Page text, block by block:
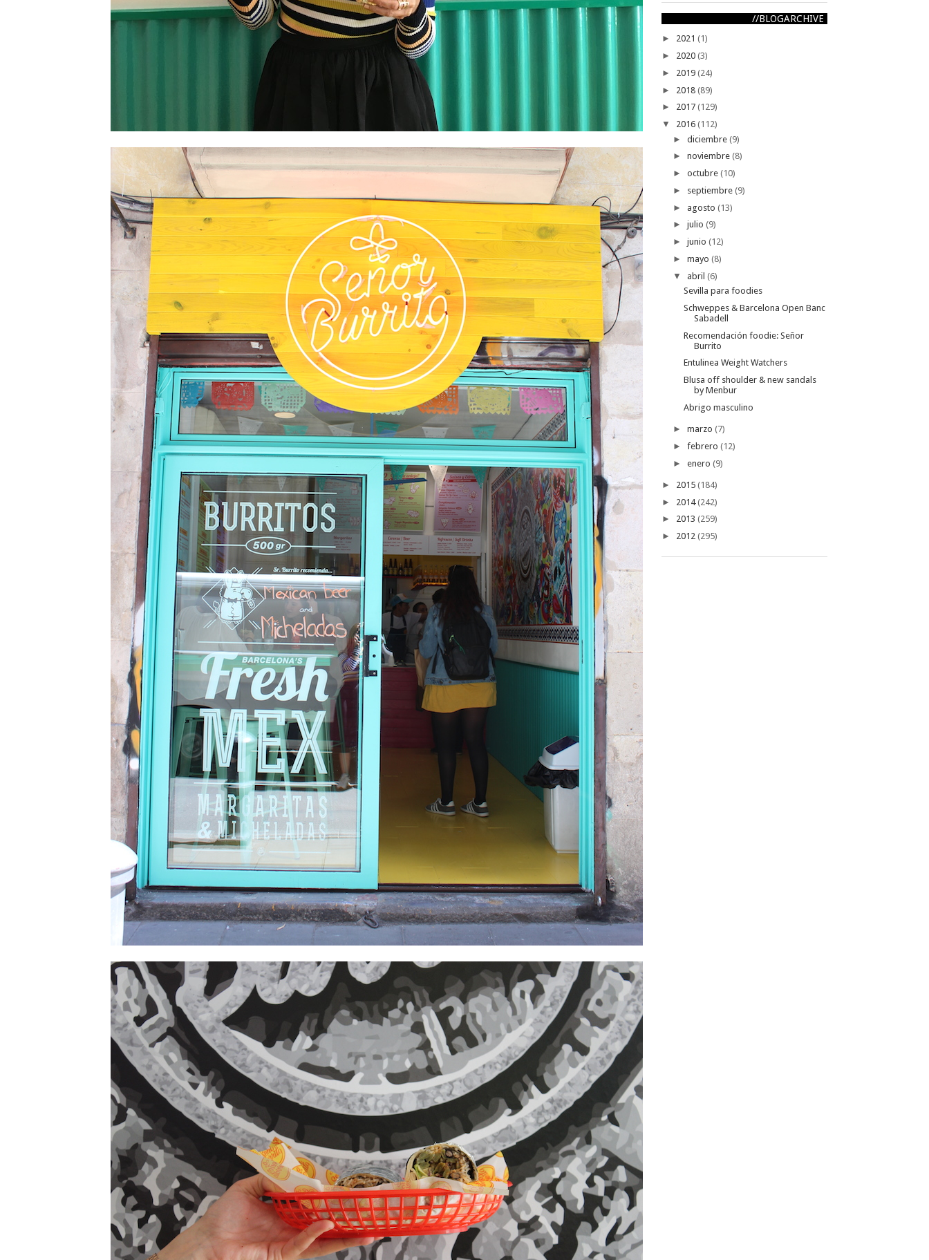
BLOGARCHIVE
► 2021 (1)
► 2020 (3)
► 2019 (24)
► 2018 (89)
► 2017 (129)
▼ 2016 (112)
► diciembre (9)
► noviembre (8)
► octubre (10)
► septiembre (9)
► agosto (13)
► julio (9)
► junio (12)
► mayo (8)
▼ abril (6)
Sevilla para foodies
Schweppes & Barcelona Open Banc
Sabadell
Recomendación foodie: Señor
Burrito
Entulinea Weight Watchers
Blusa off shoulder & new sandals
by Menbur
Abrigo masculino
► marzo (7)
► febrero (12)
► enero (9)
► 2015 (184)
► 2014(242)
► 2013 (259)
► 2012 (295)